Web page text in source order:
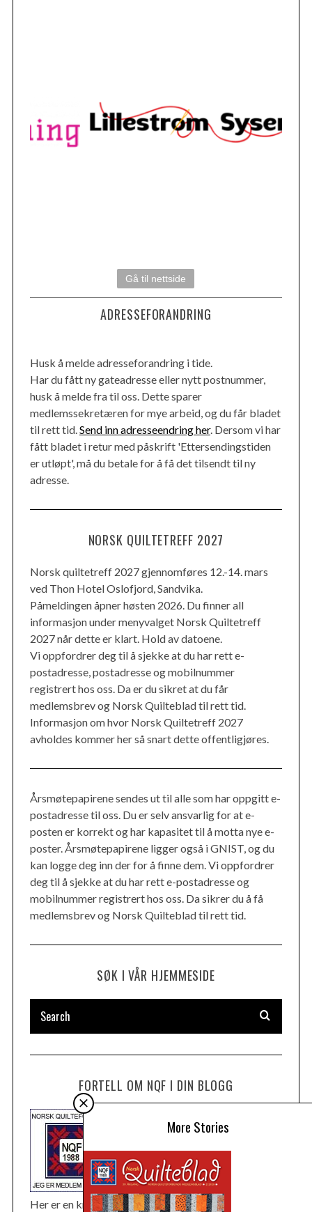
Gå til nettside
ADRESSEFORANDRING
Husk å melde adresseforandring i tide.
Har du fått ny gateadresse eller nytt postnummer,
husk å melde fra til oss. Dette sparer
medlemssekretæren for mye arbeid, og du får bladet
til rett tid.Send inn adresseendring her. Dersom vi har
fått bladet i retur med påskrift 'Ettersendingstiden
er utløpt', må du betale for å få det tilsendt til ny
adresse.
NORSK QUILTETREFF 2027
Norsk quiltetreff 2027 gjennomføres 12.-14. mars
ved Thon Hotel Oslofjord, Sandvika.
Påmeldingen åpner høsten 2026. Du finner all
informasjon under menyvalget Norsk Quiltetreff
2027 når dette er klart. Hold av datoene.
Vi oppfordrer deg til å sjekke at du har rett e-
postadresse, postadresse og mobilnummer
registrert hos oss. Da er du sikret at du får
medlemsbrev og Norsk Quilteblad til rett tid.
Informasjon om hvor Norsk Quiltetreff 2027
avholdes kommer her så snart dette offentligjøres.
Årsmøtepapirene sendes ut til alle som har oppgitt e-
postadresse til oss. Du er selv ansvarlig for at e-
posten er korrekt og har kapasitet til å motta nye e-
poster. Årsmøtepapirene ligger også i GNIST, og du
kan logge deg inn der for å finne dem. Vi oppfordrer
deg til å sjekke at du har rett e-postadresse og
mobilnummer registrert hos oss. Da sikrer du å få
medlemsbrev og Norsk Quilteblad til rett tid.
SØK I VÅR HJEMMESIDE
FORTELL OM NQF I DIN BLOGG
Her er en knapp du kan laste ned til bloggen din. Du
More Stories